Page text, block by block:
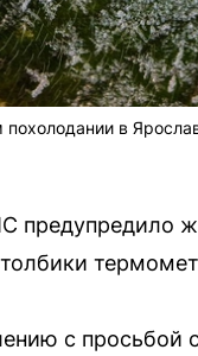
в
предупредило
с